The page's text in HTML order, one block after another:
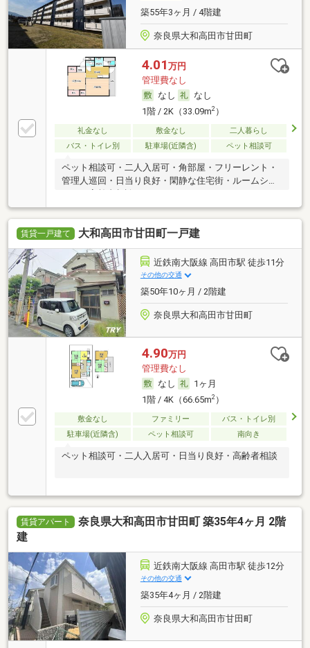
築55年3ヶ月 / 4階建
奈良県大和高田市甘田町
4.01 万円
管理費なし
なし
なし
1階 / 2K（33.09m2）
礼金なし 敷金なし
二人暮らし
バス・トイレ別
駐車場(近隣含) ペット相談可
ペット相談可・二人入居可・角部屋・フリーレント・
管理人巡回・日当り良好・閑静な住宅街・ルームシェ
賃貸一戸建て 大和高田市甘田町一戸建
近鉄南大阪線 高田市駅 徒歩11分
その他の交通
築50年10ヶ月 / 2階建
奈良県大和高田市甘田町
4.90万円
管理費なし
なし
1ヶ月
1階 / 4K（66.65m2）
敷金なし ファミリー
バス・トイレ別
駐車場(近隣含)
ペット相談可 南向き
ペット相談可・二人入居可・日当り良好・高齢者相談
賃貸アパート
奈良県大和高田市甘田町 築35年4ヶ月 2階
建
近鉄南大阪線 高田市駅 徒歩12分
その他の交通
築35年4ヶ月 / 2階建
奈良県大和高田市甘田町